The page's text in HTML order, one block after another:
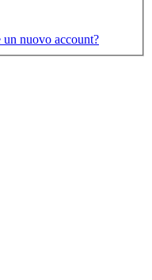
un nuovo account?